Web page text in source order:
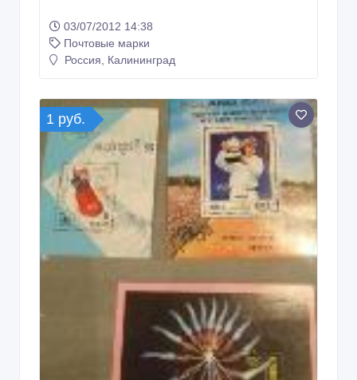
03/07/2012 14:38
Почтовые марки
Россия, Калининград
1 руб.